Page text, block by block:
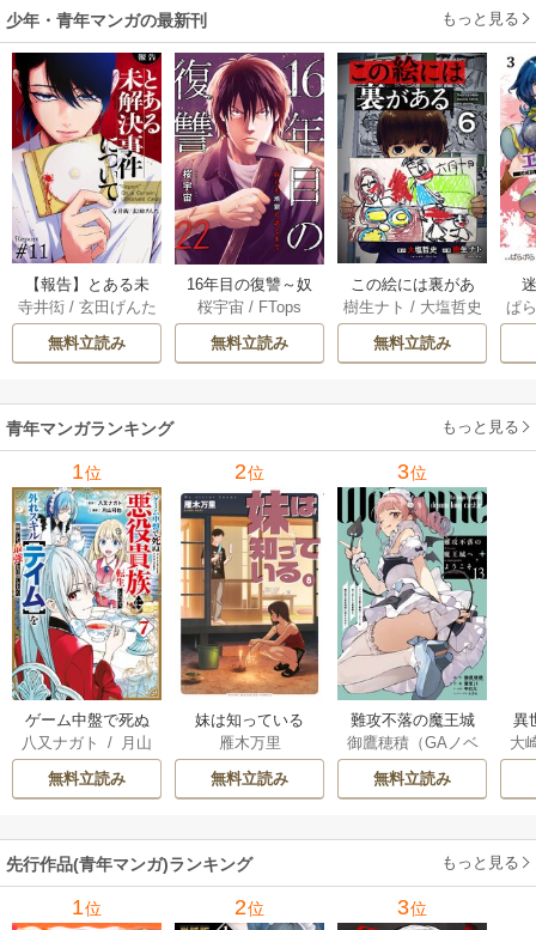
少年・青年マンガの最新刊 もっと見る
【報告】とある未
解決事件について 1
1巻
寺井衒/ 玄田げんた
無料立読み
16年目の復讐～奴
らを地獄に送るま
で 22巻
桜宇宙 / FTops
無料立読み
この絵には裏があ
る 6巻
樹生ナト / 大塩哲史
無料立読み
ぱ
青年マンガランキング もっと見る
1位
ゲーム中盤で死ぬ
悪役貴族に転生し
たので、外れスキ
ル【テイム】を駆
してみた
八又ナガト /
月山
可也
無料立読み
2位
妹は知っている
雁木万里
無料立読み
3位
難攻不落の魔王城
へようこそ～デバ
フは不要と勇者パ
ーティーを追い出
魔王軍の最高幹部
に迎えられる～
御鷹穂積（GAノベ
ル／SBクリエイテ
ィブ刊）/蚕堂j1
六/ユウヒ
無料立読み
異
は
大
先行作品(青年マンガ)ランキング もっと見る
1位 2位 3位